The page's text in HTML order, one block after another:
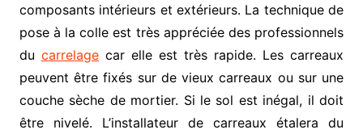
composants intérieurs et extérieurs. La technique de
pose à la colle est très appréciée des professionnels
du carrelagecar elle est très rapide. Les carreaux
peuvent être fixés sur de vieux carreaux ou sur une
couche sèche de mortier. Si le sol est inégal, il doit
être nivelé. L’installateur de carreaux étalera du